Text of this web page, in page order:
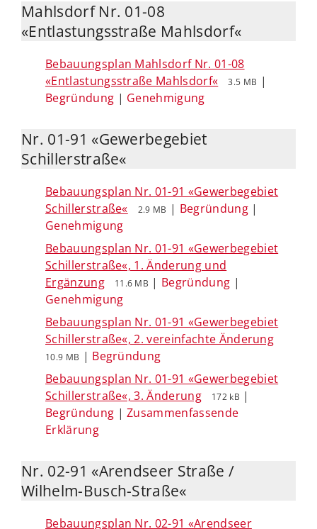
Mahlsdorf Nr. 01-08
«Entlastungsstraße Mahlsdorf«
Bebauungsplan Mahlsdorf Nr. 01-08
«Entlastungsstraße Mahlsdorf«
3.5 MB |
Begründung | Genehmigung
Nr. 01-91 «Gewerbegebiet
Schillerstraße«
Bebauungsplan Nr. 01-91 «Gewerbegebiet
Schillerstraße«
2.9 MB | Begründung|
Genehmigung
Bebauungsplan Nr. 01-91 «Gewerbegebiet
Schillerstraße«, 1. Änderung und
Ergänzung
11.6 MB | Begründung |
Genehmigung
Bebauungsplan Nr. 01-91 «Gewerbegebiet
Schillerstraße«, 2. vereinfachte Änderung
10.9 MB | Begründung
Bebauungsplan Nr. 01-91 «Gewerbegebiet
Schillerstraße«, 3. Änderung
172 kB |
Begründung |Zusammenfassende
Erklärung
Nr. 02-91 «Arendseer Straße /
Wilhelm-Busch-Straße«
Bebauungsplan Nr. 02-91 «Arendseer